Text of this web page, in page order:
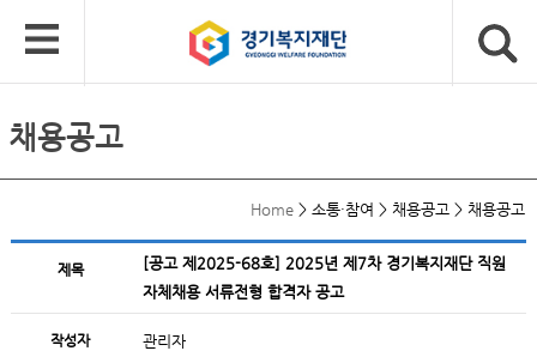
채용공고
Home > 소통·참여 > 채용공고 > 채용공고
제목
[공고 제2025-68호] 2025년 제7차 경기복지재단 직원
자체채용 서류전형 합격자 공고
작성자 관리자